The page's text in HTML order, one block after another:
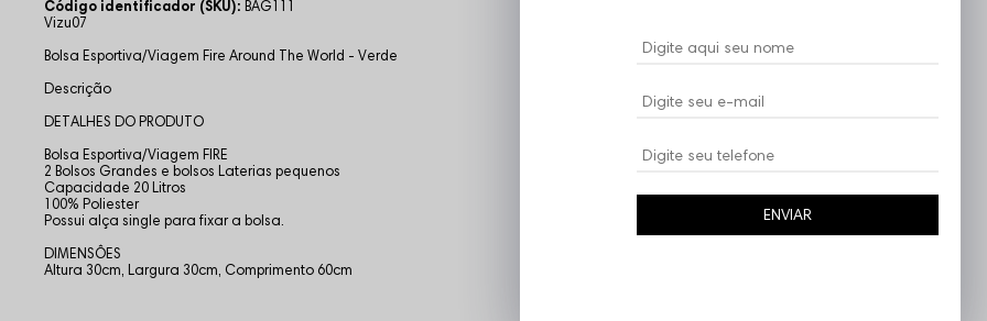
Código identificador (SKU): BAG111
Vizu07
Bolsa Esportiva/Viagem Fire Around The World - Verde
Descrição
DETALHES DO PRODUTO
Bolsa Esportiva/Viagem FIRE
2 Bolsos Grandes e bolsos Laterias pequenos
Capacidade 20 Litros
100% Poliester
Possui alça single para fixar a bolsa.
DIMENSÔES
Altura 30cm, Largura 30cm, Comprimento 60cm
ENVIAR